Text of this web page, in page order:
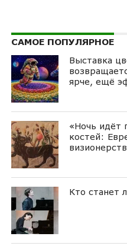
САМОЕ ПОПУЛЯРНОЕ
Выставка
ярче, ещё
«Ночь идёт
костей:
Кто станет